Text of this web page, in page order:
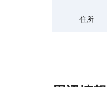
住所